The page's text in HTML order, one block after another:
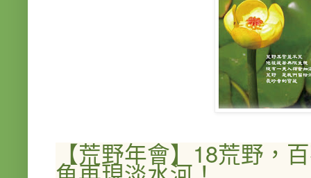
【荒野年會】18荒野，